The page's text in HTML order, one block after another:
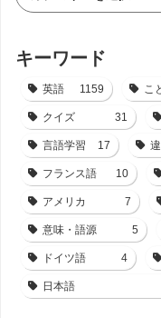
キーワード
英語 1159 こ
クイズ 31
言語学習 17
フランス語 10
アメリカ 7
意味・語源 5
ドイツ語 4
日本語